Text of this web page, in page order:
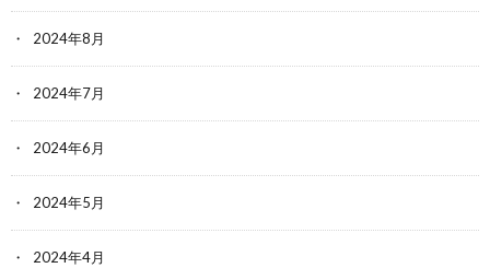
2024年8月
2024年7月
2024年6月
2024年5月
2024年4月